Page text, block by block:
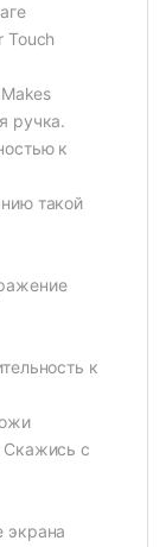
Touch
ручка.
к
такой
к
Скажись с
экрана